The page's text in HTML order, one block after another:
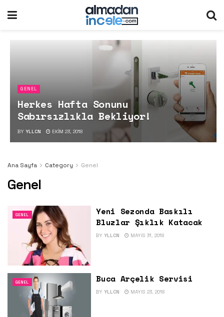
GENEL
Herkes Hafta Sonunu
Sabırsızlıkla Bekliyor!
BY YLLCN EKIM 23, 2018
Ana Sayfa Category Genel
Genel
GENEL
Yeni Sezonda Baskılı
Bluzlar Şıklık Katacak
BY YLLCN MAYIS 31, 2018
GENEL Buca Arçelik Servisi
BY YLLCN MAYIS 23, 2018